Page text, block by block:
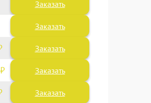
Заказать
Заказать